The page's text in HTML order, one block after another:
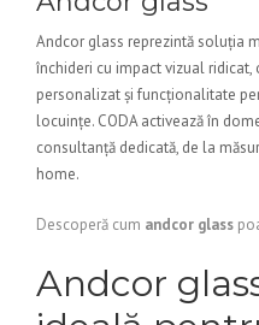
Andcor glass reprezintă soluția
închideri cu impact vizual
personalizat și funcționalitate
locuințe. CODA activează în
consultanță dedicată, de la
home.
Descoperă cum andcor glass
Andcor